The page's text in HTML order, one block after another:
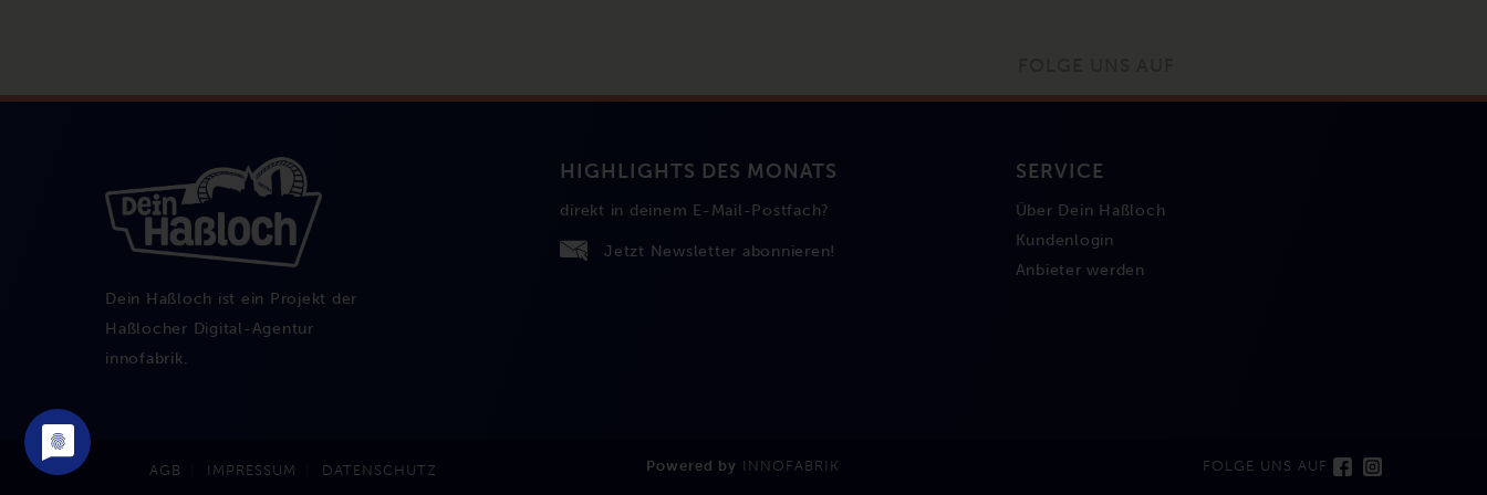
Dein Haßloch ist ein Projekt der
Haßlocher Digital-Agentur
innofabrik.
HIGHLIGHTS DES MONATS
direkt in deinem E-Mail-Postfach?
Jetzt Newsletter abonnieren!
SERVICE
Über Dein Haßloch
Kundenlogin
Anbieter werden
AGB IMPRESSUM DATENSCHUTZ Powered by INNOFABRIK FOLGE UNS AUF